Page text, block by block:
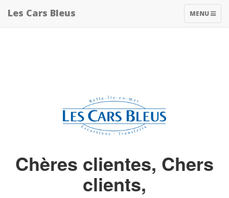
TOGGLE
MENU
Les Cars Bleus
Chères clientes, Chers
clients,